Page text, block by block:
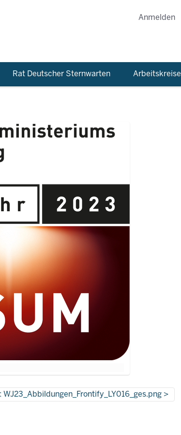
Anmelden
Rat Deutscher Sternwarten Arbeitskreise
WJ23_Abbildungen_Frontify_LY016_ges.png